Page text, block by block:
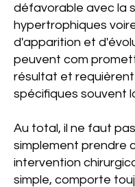
défavorable avec la
hypertrophiques
d'apparition et
peuvent com­
résultat et
spécifiques souvent
Au total, il ne faut
simplement prendre
intervention
simple, comporte